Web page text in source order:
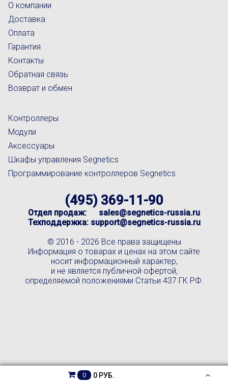
О компании
Доставка
Оплата
Гарантия
Контакты
Обратная связь
Возврат и обмен
Контроллеры
Модули
Аксессуары
Шкафы управления Segnetics
Программирование контроллеров Segnetics
(495) 369-11-90
Отдел продаж: sales@segnetics-russia.ru
Техподдержка: support@segnetics-russia.ru
© 2016 - 2026 Все права защищены
Информация о товарах и ценах на этом сайте
носит информационный характер,
и не является публичной офертой,
определяемой положениями Статьи 437 ГК РФ.
0 0 РУБ.